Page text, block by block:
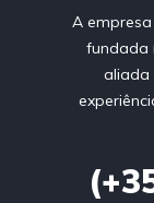
A empresa
fundada
aliada